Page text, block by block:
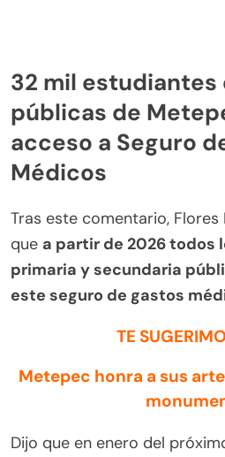
32 mil estudiantes
públicas de
acceso a Seguro
Médicos
Tras este comentario, Flores
que a partir de 2026 todos
primaria y secundaria
este seguro de gastos
TE
Metepec honra a sus
Dijo que en enero del